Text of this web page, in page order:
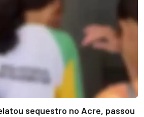
sequestro no Acre, passou